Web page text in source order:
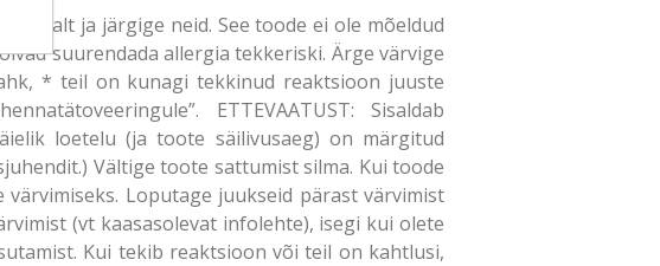
ja järgige neid. See toode ei ole mõeldud
suurendada allergia tekkeriski. Ärge värvige
* teil on kunagi tekkinud reaktsioon juuste
ETTEVAATUST: Sisaldab
loetelu (ja toote säilivusaeg) on märgitud
Vältige toote sattumist silma. Kui toode
Loputage juukseid pärast värvimist
(vt kaasasolevat infolehte), isegi kui olete
Kui tekib reaktsioon või teil on kahtlusi,